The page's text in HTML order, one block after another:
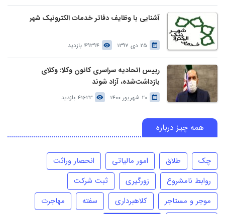
آشنایی با وظایف دفاتر خدمات الکترونیک شهر
25 دی 1397 49394 بازدید
رییس اتحادیه سراسری کانون وکلا: وکلای
بازداشت‌شده، آزاد شوند
20 شهریور 1400 41623 بازدید
همه چیز درباره
چک طلاق امور مالیاتی
انحصار وراثت
روابط نامشروع
زورگیری
ثبت شرکت
موجر و مستاجر
کلاهبرداری سفته
مهاجرت